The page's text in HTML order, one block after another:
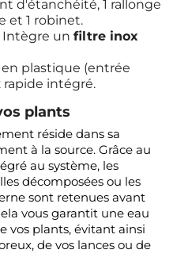
d'étanchéité, 1 rallonge
et 1 robinet.
Intègre un filtre inox
plastique (entrée
rapide intégré.
plants
réside dans sa
à la source. Grâce au
au système, les
décomposées ou les
sont retenues avant
vous garantit une eau
vos plants, évitant ainsi
de vos lances ou de